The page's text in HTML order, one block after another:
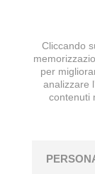
Cliccando
per
analizzare
contenuti